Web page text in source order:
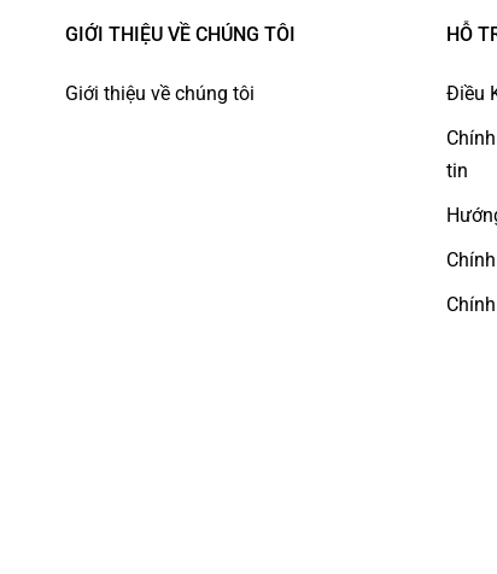
GIỚI THIỆU VỀ CHÚNG TÔI
Giới thiệu về chúng tôi
HỖ
Điều
tin